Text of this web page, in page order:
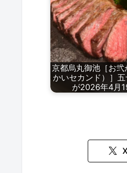
京都烏丸御池［お
かいセカンド）］
が2026年4月
X